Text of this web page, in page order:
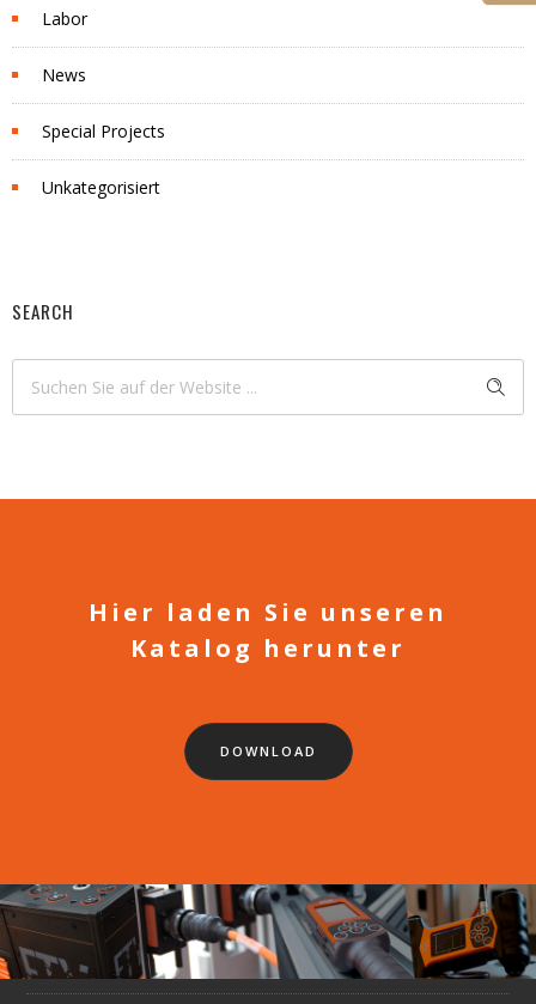
Labor
News
Special Projects
Unkategorisiert
SEARCH
Hier laden Sie unseren
Katalog herunter
DOWNLOAD